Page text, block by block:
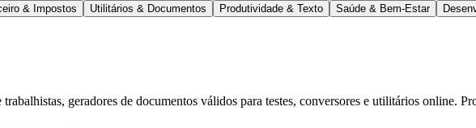
& Impostos Utilitários & Documentos Produtividade & Texto Saúde & Bem-Estar
geradores de documentos válidos para testes, conversores e utilitários online.